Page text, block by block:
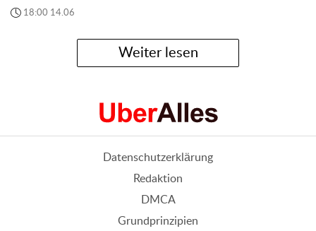
18:00 14.06
Weiter lesen
Datenschutzerklärung
Redaktion
DMCA
Grundprinzipien